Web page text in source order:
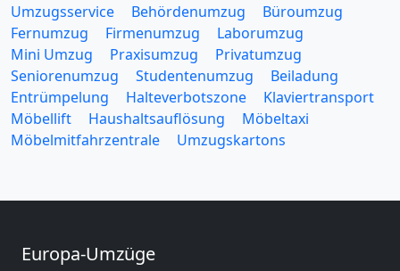
Umzugsservice Behördenumzug
Büroumzug
Fernumzug
Firmenumzug
Laborumzug
Mini Umzug
Praxisumzug
Privatumzug
Seniorenumzug
Studentenumzug
Beiladung
Entrümpelung
Halteverbotszone
Klaviertransport
Möbellift
Haushaltsauflösung
Möbeltaxi
Möbelmitfahrzentrale
Umzugskartons
Europa-Umzüge